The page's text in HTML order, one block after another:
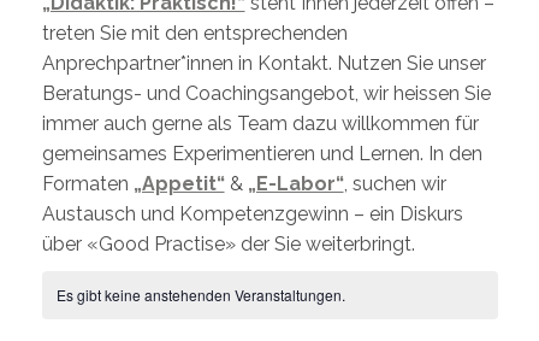
treten Sie mit den entsprechenden
Anprechpartner*innen in Kontakt. Nutzen Sie unser
Beratungs- und Coachingsangebot, wir heissen Sie
immer auch gerne als Team dazu willkommen für
gemeinsames Experimentieren und Lernen. In den
Formaten „Appetit“& „E-Labor“, suchen wir
Austausch und Kompetenzgewinn – ein Diskurs
über «Good Practise» der Sie weiterbringt.
Es gibt keine anstehenden Veranstaltungen.